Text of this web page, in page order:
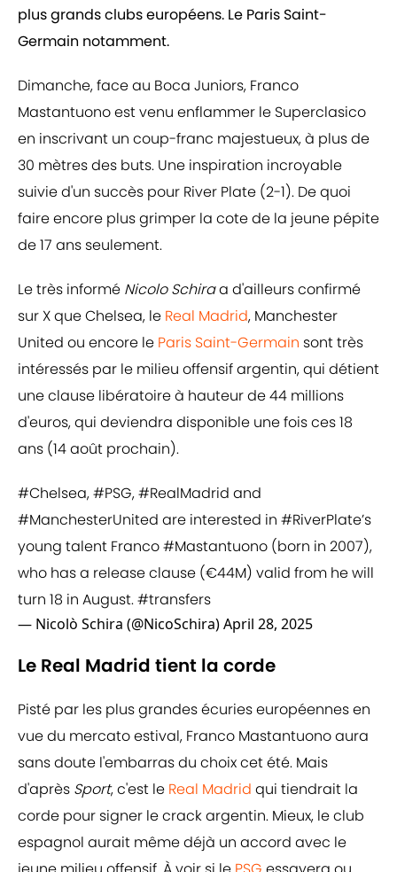
plus grands clubs européens. Le Paris Saint-
Germain notamment.
Dimanche, face au Boca Juniors, Franco
Mastantuono est venu enflammer le Superclasico
en inscrivant un coup-franc majestueux, à plus de
30 mètres des buts. Une inspiration incroyable
suivie d'un succès pour River Plate (2-1). De quoi
faire encore plus grimper la cote de la jeune pépite
de 17 ans seulement.
Le très informé Nicolo Schiraa d'ailleurs confirmé
sur X que Chelsea, le Real Madrid, Manchester
United ou encore le Paris Saint-Germain sont très
intéressés par le milieu offensif argentin, qui détient
une clause libératoire à hauteur de 44 millions
d'euros, qui deviendra disponible une fois ces 18
ans (14 août prochain).
#Chelsea,#PSG,#RealMadrid and
#ManchesterUnited are interested in #RiverPlate’s
young talent Franco#Mastantuono (born in 2007),
who has a release clause (€44M) valid from he will
turn 18 in August.#transfers
— Nicolò Schira (@NicoSchira)April 28, 2025
Le Real Madrid tient la corde
Pisté par les plus grandes écuries européennes en
vue du mercato estival, Franco Mastantuono aura
sans doute l'embarras du choix cet été. Mais
d'après Sport, c'est le Real Madrid qui tiendrait la
corde pour signer le crack argentin. Mieux, le club
espagnol aurait même déjà un accord avec le